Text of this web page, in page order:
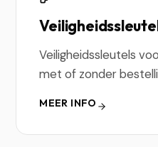
Veiligheidssleutels
met of zonder
MEER INFO